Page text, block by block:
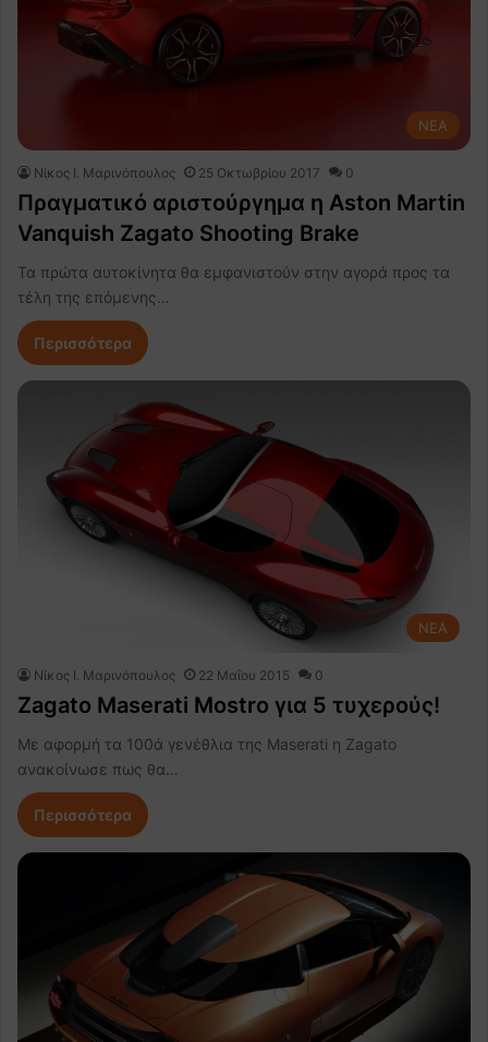
NEA
Nίκος Ι. Mαρινόπουλος 25 Οκτωβρίου 2017 0
Πραγματικό αριστούργημα η Aston Martin
Vanquish Zagato Shooting Brake
Τα πρώτα αυτοκίνητα θα εμφανιστούν στην αγορά προς τα
τέλη της επόμενης…
Περισσότερα
NEA
Nίκος Ι. Mαρινόπουλος 22 Μαΐου 2015 0
Zagato Maserati Mostro για 5 τυχερούς!
Με αφορμή τα 100ά γενέθλια της Maserati η Zagato
ανακοίνωσε πως θα…
Περισσότερα